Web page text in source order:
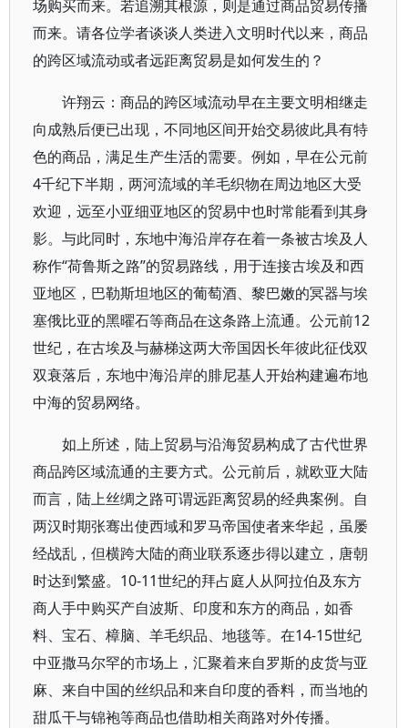
场购买而来。若追溯其根源，则是通过商品贸易传播
而来。请各位学者谈谈人类进入文明时代以来，商品
的跨区域流动或者远距离贸易是如何发生的？
许翔云：商品的跨区域流动早在主要文明相继走
向成熟后便已出现，不同地区间开始交易彼此具有特
色的商品，满足生产生活的需要。例如，早在公元前
4千纪下半期，两河流域的羊毛织物在周边地区大受
欢迎，远至小亚细亚地区的贸易中也时常能看到其身
影。与此同时，东地中海沿岸存在着一条被古埃及人
称作“荷鲁斯之路”的贸易路线，用于连接古埃及和西
亚地区，巴勒斯坦地区的葡萄酒、黎巴嫩的冥器与埃
塞俄比亚的黑曜石等商品在这条路上流通。公元前12
世纪，在古埃及与赫梯这两大帝国因长年彼此征伐双
双衰落后，东地中海沿岸的腓尼基人开始构建遍布地
中海的贸易网络。
如上所述，陆上贸易与沿海贸易构成了古代世界
商品跨区域流通的主要方式。公元前后，就欧亚大陆
而言，陆上丝绸之路可谓远距离贸易的经典案例。自
两汉时期张骞出使西域和罗马帝国使者来华起，虽屡
经战乱，但横跨大陆的商业联系逐步得以建立，唐朝
时达到繁盛。10-11世纪的拜占庭人从阿拉伯及东方
商人手中购买产自波斯、印度和东方的商品，如香
料、宝石、樟脑、羊毛织品、地毯等。在14-15世纪
中亚撒马尔罕的市场上，汇聚着来自罗斯的皮货与亚
麻、来自中国的丝织品和来自印度的香料，而当地的
甜瓜干与锦袍等商品也借助相关商路对外传播。